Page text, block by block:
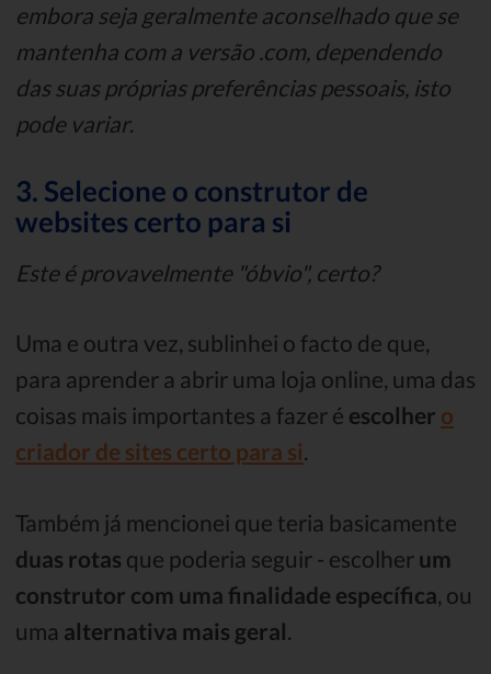
embora seja geralmente aconselhado que se
mantenha com a versão .com, dependendo
das suas próprias preferências pessoais, isto
pode variar.
3. Selecione o construtor de
websites certo para si
Este é provavelmente "óbvio", certo?
Uma e outra vez, sublinhei o facto de que,
para aprender a abrir uma loja online, uma das
coisas mais importantes a fazer é escolher o
criador de sites certo para si.
Também já mencionei que teria basicamente
duas rotas que poderia seguir - escolher um
construtor com uma finalidade específica , ou
uma alternativa mais geral